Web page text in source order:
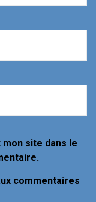
site dans le
commentaires